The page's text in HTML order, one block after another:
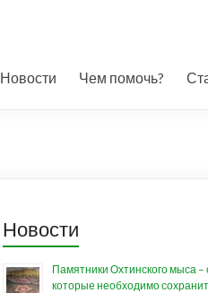
Новости Чем помочь?
Новости
Памятники Охтинского мыса
которые необходимо